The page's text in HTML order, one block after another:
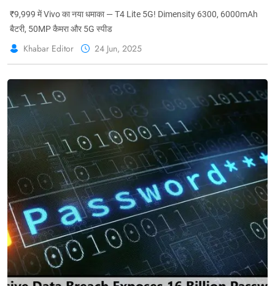
₹9,999 में Vivo का नया धमाका — T4 Lite 5G! Dimensity 6300, 6000mAh
बैटरी, 50MP कैमरा और 5G स्पीड
Khabar Editor 24 Jun, 2025